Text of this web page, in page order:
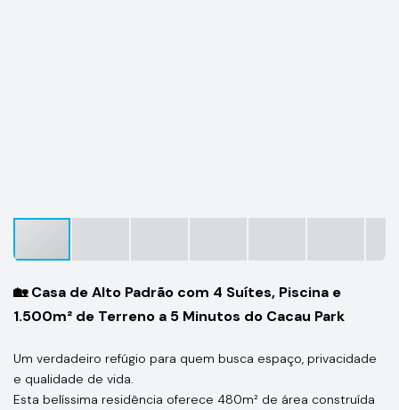
🏡 Casa de Alto Padrão com 4 Suítes, Piscina e
1.500m² de Terreno a 5 Minutos do Cacau Park
Um verdadeiro refúgio para quem busca espaço, privacidade
e qualidade de vida.
Esta belíssima residência oferece 480m² de área construída